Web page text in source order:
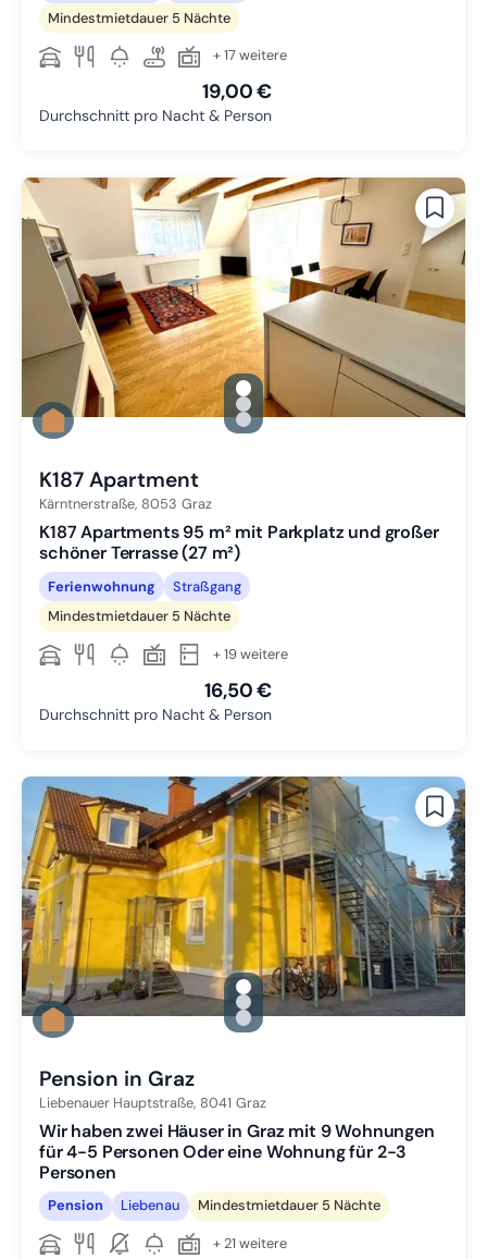
Mindestmietdauer 5 Nächte
+ 17 weitere
19,00 €
Durchschnitt pro Nacht & Person
gallery.slide_selector
Zu Slide 1 wechseln
Zu Slide 2 wechseln
Zu Slide 3 wechseln
K187 Apartment
Kärntnerstraße, 8053 Graz
K187 Apartments 95 m² mit Parkplatz und großer
schöner Terrasse (27 m²)
Ferienwohnung
Straßgang
Mindestmietdauer 5 Nächte
+ 19 weitere
16,50 €
Durchschnitt pro Nacht & Person
gallery.slide_selector
Zu Slide 1 wechseln
Zu Slide 2 wechseln
Zu Slide 3 wechseln
Pension in Graz
Liebenauer Hauptstraße, 8041 Graz
Wir haben zwei Häuser in Graz mit 9 Wohnungen
für 4-5 Personen Oder eine Wohnung für 2-3
Personen
Pension Liebenau Mindestmietdauer 5 Nächte
+ 21 weitere